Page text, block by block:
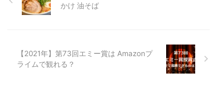
かけ 油そば
【2021年】第73回エミー賞は Amazonプ
ライムで観れる？